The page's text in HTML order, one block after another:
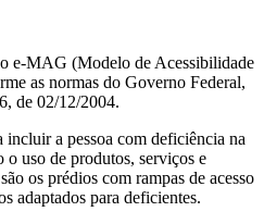
e-MAG (Modelo de Acessibilidade
as normas do Governo Federal,
de 02/12/2004.
a pessoa com deficiência na
o uso de produtos, serviços e
os prédios com rampas de acesso
adaptados para deficientes.